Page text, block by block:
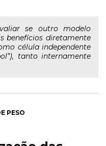
se outro modelo
benefícios diretamente
célula independente
tanto internamente
PESO